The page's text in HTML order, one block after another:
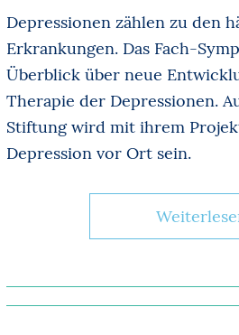
Depressionen zählen zu den
Erkrankungen. Das Fach-
Überblick über neue
Therapie der Depressionen.
Stiftung wird mit ihrem
Depression vor Ort sein.